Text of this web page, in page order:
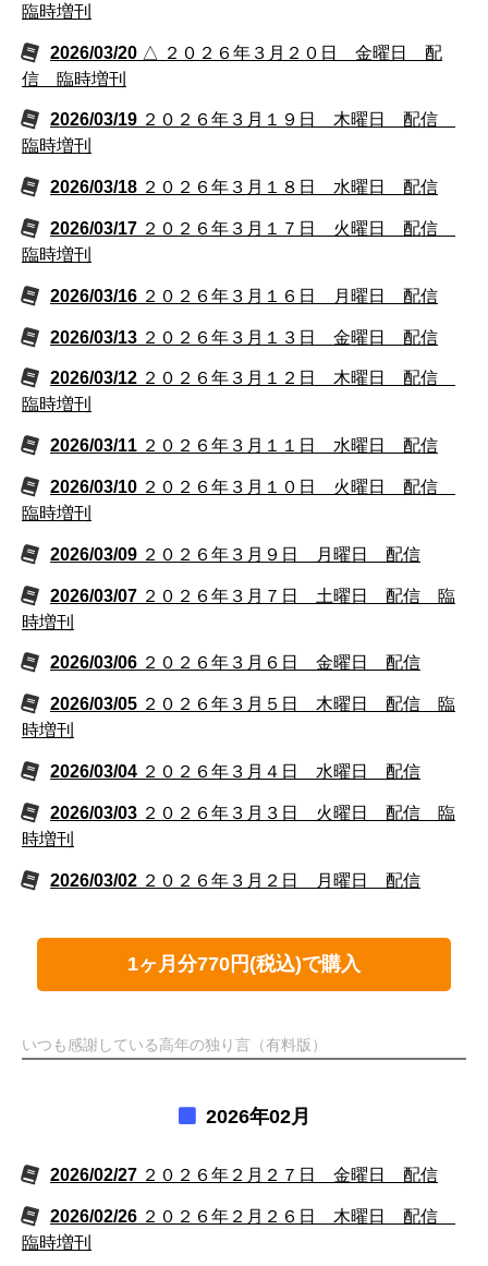
臨時増刊
2026/03/20 △ ２０２６年３月２０日 金曜日 配
信 臨時増刊
2026/03/19 ２０２６年３月１９日 木曜日 配信
臨時増刊
2026/03/18 ２０２６年３月１８日 水曜日 配信
2026/03/17 ２０２６年３月１７日 火曜日 配信
臨時増刊
2026/03/16 ２０２６年３月１６日 月曜日 配信
2026/03/13 ２０２６年３月１３日 金曜日 配信
2026/03/12 ２０２６年３月１２日 木曜日 配信
臨時増刊
2026/03/11 ２０２６年３月１１日 水曜日 配信
2026/03/10 ２０２６年３月１０日 火曜日 配信
臨時増刊
2026/03/09 ２０２６年３月９日 月曜日 配信
2026/03/07 ２０２６年３月７日 土曜日 配信 臨
時増刊
2026/03/06 ２０２６年３月６日 金曜日 配信
2026/03/05 ２０２６年３月５日 木曜日 配信 臨
時増刊
2026/03/04 ２０２６年３月４日 水曜日 配信
2026/03/03 ２０２６年３月３日 火曜日 配信 臨
時増刊
2026/03/02 ２０２６年３月２日 月曜日 配信
1ヶ月分770円(税込)で購入
いつも感謝している高年の独り言（有料版）
2026年02月
2026/02/27 ２０２６年２月２７日 金曜日 配信
2026/02/26 ２０２６年２月２６日 木曜日 配信
臨時増刊